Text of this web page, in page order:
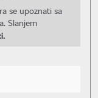
se upoznati sa
Slanjem